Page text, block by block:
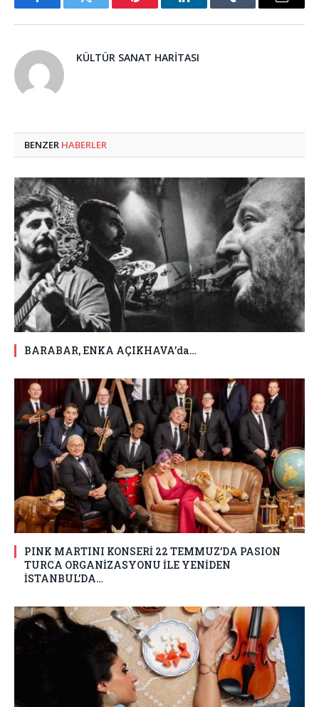
FacebookTwitter Pinterest LinkedInTumblr Email
KÜLTÜR SANAT HARITASI
BENZER HABERLER
BARABAR, ENKA AÇIKHAVA’da…
PINK MARTINI KONSERİ 22 TEMMUZ’DA PASION
TURCA ORGANİZASYONU İLE YENİDEN
İSTANBUL’DA…